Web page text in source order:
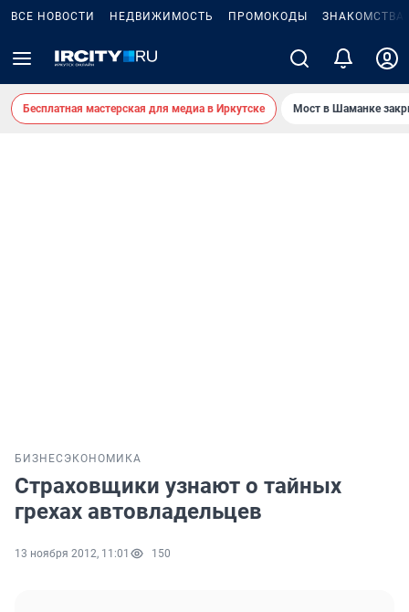
ВСЕ НОВОСТИ НЕДВИЖИМОСТЬ ПРОМОКОДЫ ЗНАКОМСТВА
Бесплатная мастерская для медиа в Иркутске Мост в Шаманке
БИЗНЕС ЭКОНОМИКА
Страховщики узнают о тайных
грехах автовладельцев
13 ноября 2012, 11:01 150